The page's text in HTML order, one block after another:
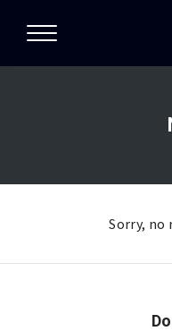
Sorry, no